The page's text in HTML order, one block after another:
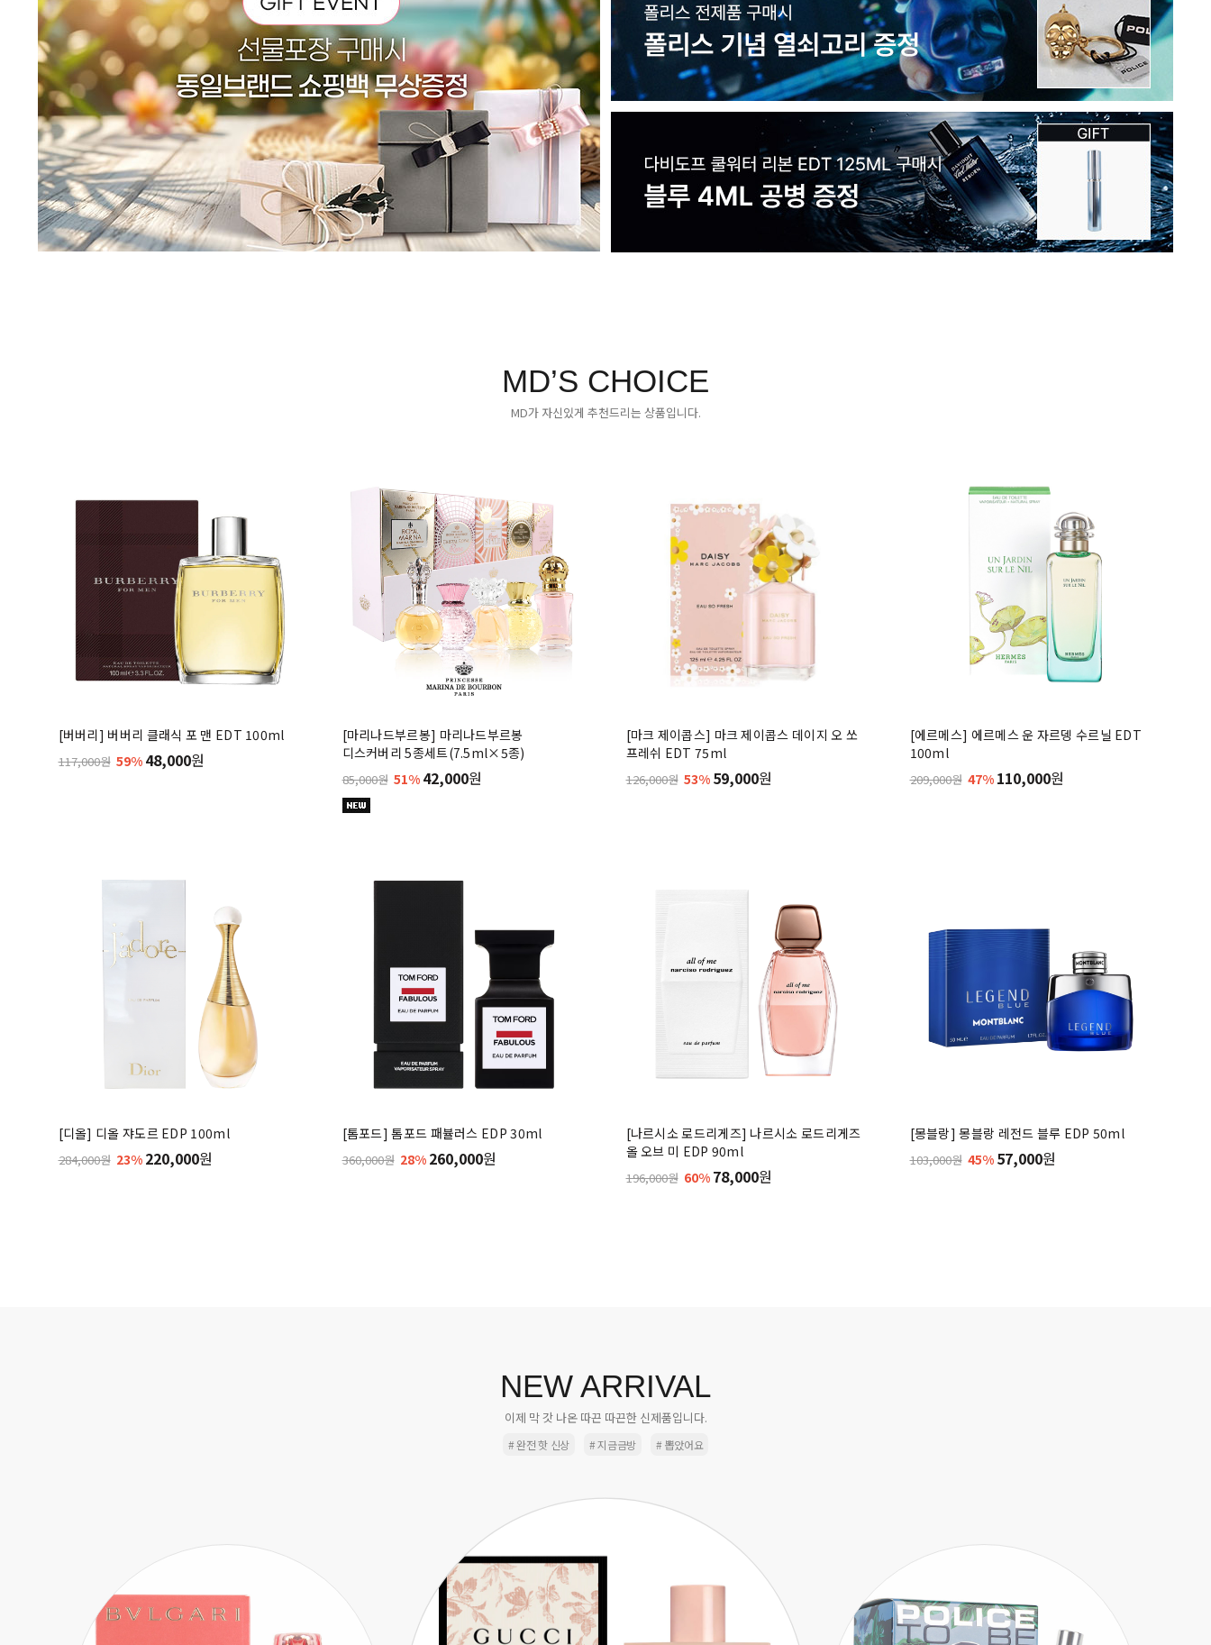
MD’S CHOICE
MD가 자신있게 추천드리는 상품입니다.
[버버리] 버버리 클래식 포 맨 EDT 100ml
117,000원 59% 48,000원
[마리나드부르봉] 마리나드부르봉
디스커버리 5종세트(7.5ml×5종)
85,000원 51% 42,000원
[마크 제이콥스] 마크 제이콥스 데이지 오 쏘
프레쉬 EDT 75ml
126,000원 53% 59,000원
[에르메스] 에르메스 운 자르뎅 수르닐 EDT
100ml
209,000원 47% 110,000원
[디올] 디올 쟈도르 EDP 100ml
284,000원 23% 220,000원
[톰포드] 톰포드 패뷸러스 EDP 30ml
360,000원 28% 260,000원
[나르시소 로드리게즈] 나르시소 로드리게즈
올 오브 미 EDP 90ml
196,000원 60% 78,000원
[몽블랑] 몽블랑 레전드 블루 EDP 50ml
103,000원 45% 57,000원
NEW ARRIVAL
이제 막 갓 나온 따끈 따끈한 신제품입니다.
# 완전 핫 신상 # 지금금방 # 뽑았어요